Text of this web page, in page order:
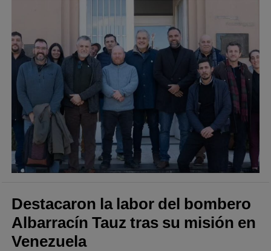
Destacaron la labor del bombero
Albarracín Tauz tras su misión en
Venezuela